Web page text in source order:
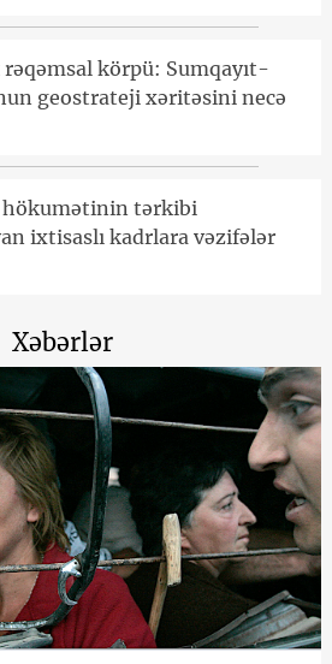
körpü: Sumqayıt-
geostrateji xəritəsini necə
hökumətinin tərkibi
ixtisaslı kadrlara vəzifələr
Xəbərlər